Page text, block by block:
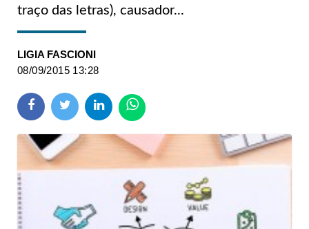
traço das letras), causador...
LIGIA FASCIONI
08/09/2015 13:28